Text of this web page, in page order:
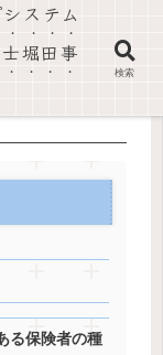
田事務所
る保険者の種
ステム
堀田事
検索